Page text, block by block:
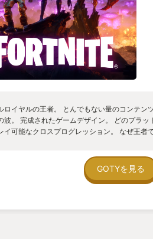
ロイヤルの王者。 とんでもない量のコンテン
波。 完成されたゲームデザイン。 どのプラ
イ可能なクロスプログレッション。 なぜ王者
GOTYを見る